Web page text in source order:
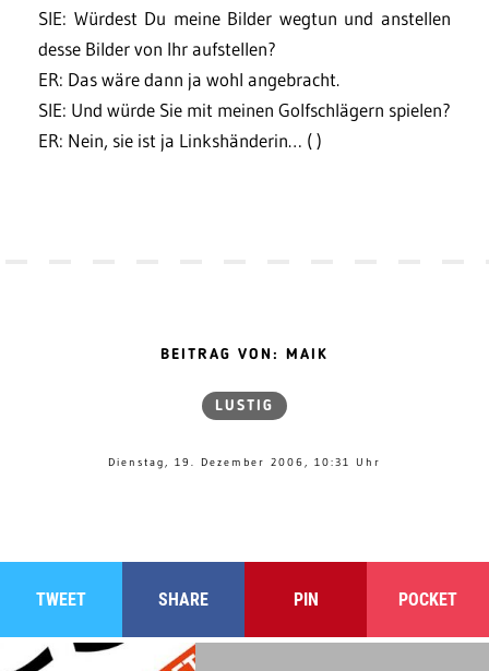
SIE: Würdest Du meine Bilder wegtun und anstellen
desse Bilder von Ihr aufstellen?
ER: Das wäre dann ja wohl angebracht.
SIE: Und würde Sie mit meinen Golfschlägern spielen?
ER: Nein, sie ist ja Linkshänderin… ( )
BEITRAG VON: MAIK
LUSTIG
Dienstag, 19. Dezember 2006, 10:31 Uhr
TWEET SHARE PIN POCKET